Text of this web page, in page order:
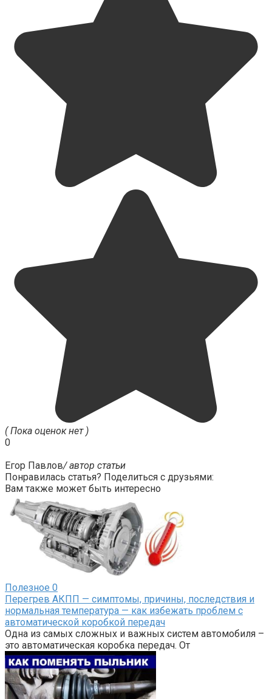
( Пока оценок нет )
0
Егор Павлов/ автор статьи
Понравилась статья? Поделиться с друзьями:
Вам также может быть интересно
Полезное 0
Перегрев АКПП — симптомы, причины, последствия и
нормальная температура — как избежать проблем с
автоматической коробкой передач
Одна из самых сложных и важных систем автомобиля –
это автоматическая коробка передач. От